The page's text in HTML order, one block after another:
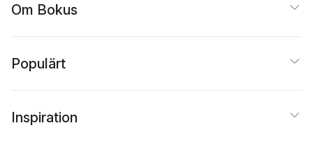
Om Bokus
Populärt
Inspiration